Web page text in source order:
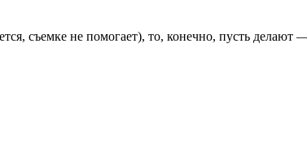
съемке не помогает), то, конечно, пусть